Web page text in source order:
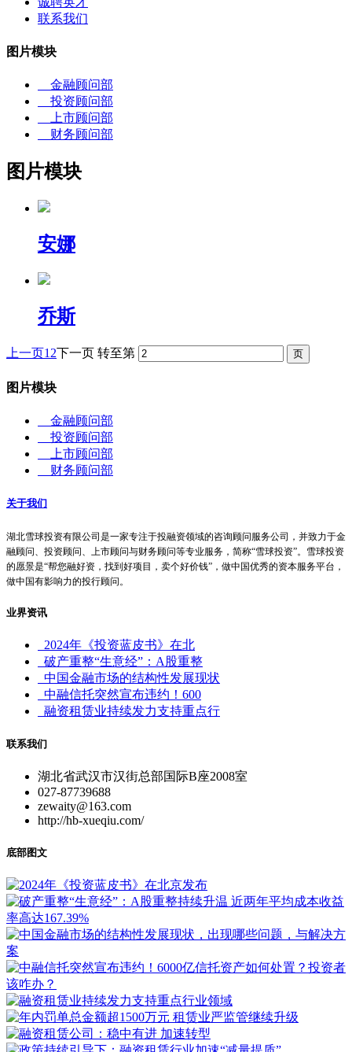
联系我们
图片模块
金融顾问部
投资顾问部
上市顾问部
财务顾问部
图片模块
安娜
乔斯
上一页1 2下一页 转至第
图片模块
金融顾问部
投资顾问部
上市顾问部
财务顾问部
关于我们
湖北雪球投资有限公司是一家专注于投融资领域的咨询顾问服务公司，并致力于金
融顾问、投资顾问、上市顾问与财务顾问等专业服务，简称“雪球投资”。 雪球投资
的愿景是“帮您融好资，找到好项目，卖个好价钱”，做中国优秀的资本服务平台，
做中国有影响力的投行顾问。
业界资讯
2024年《投资蓝皮书》在北
破产重整“生意经”：A股重整
中国金融市场的结构性发展现状
中融信托突然宣布违约！600
融资租赁业持续发力支持重点行
联系我们
湖北省武汉市汉街总部国际B座2008室
027-87739688
zewaity@163.com
http://hb-xueqiu.com/
底部图文